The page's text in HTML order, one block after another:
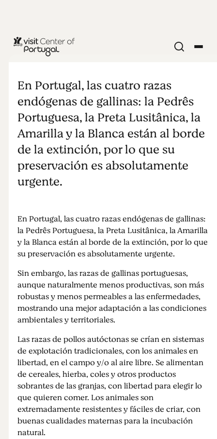
COMER Y BEBER
Gallinas
portuguesas
En Portugal, las cuatro razas
endógenas de gallinas: la Pedrês
Portuguesa, la Preta Lusitânica, la
Amarilla y la Blanca están al borde
de la extinción, por lo que su
preservación es absolutamente
urgente.
En Portugal, las cuatro razas endógenas de gallinas:
la Pedrês Portuguesa, la Preta Lusitânica, la Amarilla
y la Blanca están al borde de la extinción, por lo que
su preservación es absolutamente urgente.
Sin embargo, las razas de gallinas portuguesas,
aunque naturalmente menos productivas, son más
robustas y menos permeables a las enfermedades,
mostrando una mejor adaptación a las condiciones
ambientales y territoriales.
Las razas de pollos autóctonas se crían en sistemas
de explotación tradicionales, con los animales en
libertad, en el campo y/o al aire libre. Se alimentan
de cereales, hierba, coles y otros productos
sobrantes de las granjas, con libertad para elegir lo
que quieren comer. Los animales son
extremadamente resistentes y fáciles de criar, con
buenas cualidades maternas para la incubación
natural.